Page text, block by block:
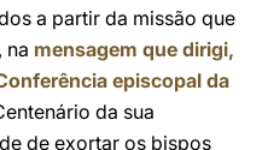
a partir da missão que
na mensagem que dirigi,
episcopal da
da sua
de exortar os bispos